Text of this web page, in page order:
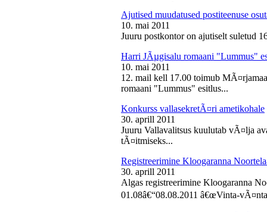
Ajutised muudatused postiteenuse
10. mai 2011
Juuru postkontor on ajutiselt suletud
Harri JÃµgisalu romaani "Lummus"
10. mai 2011
12. mail kell 17.00 toimub
romaani "Lummus" esitlus...
Konkurss vallasekretÃ¤ri ametikohale
30. aprill 2011
Juuru Vallavalitsus kuulutab vÃ¤lja
tÃ¤itmiseks...
Registreerimine Kloogaranna
30. aprill 2011
Algas registreerimine Kloogaranna
01.08â€“08.08.2011 â€œVinta-